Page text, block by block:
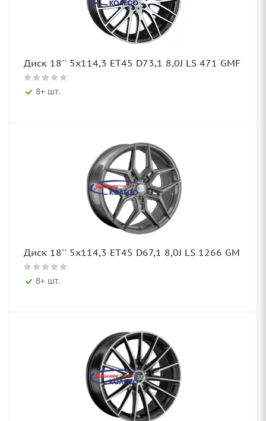
Диск 18'' 5x114,3 ET45 D73,1 8,0J LS 471 GMF
8+ шт.
Диск 18'' 5x114,3 ET45 D67,1 8,0J LS 1266 GM
8+ шт.